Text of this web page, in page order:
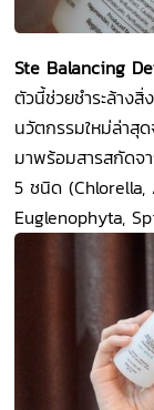
Ste Balancing
ตัวนี้ช่วยชำระล้าง
นวัตกรรมใหม่ล่าสุ
มาพร้อมสารสกัดจ
5 ชนิด
Euglenophyta,